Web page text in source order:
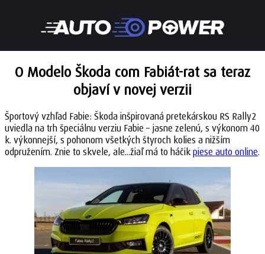
O Modelo Škoda com Fabiát-rat sa teraz
objaví v novej verzii
Športový vzhľad Fabie: Škoda inšpirovaná pretekárskou RS Rally2
uviedla na trh špeciálnu verziu Fabie – jasne zelenú, s výkonom 40
k. výkonnejší, s pohonom všetkých štyroch kolies a nižším
odpružením. Znie to skvele, ale...žiaľ má to háčik piese auto online.